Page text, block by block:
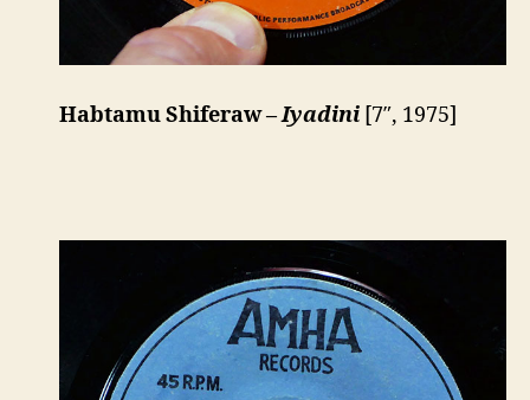
Habtamu Shiferaw –Iyadini [7″, 1975]